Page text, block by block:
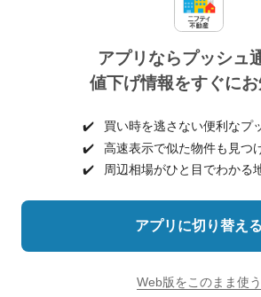
アプリならプッシュ
値下げ情報をすぐに
✔️
買い時を逃さない便利なプ
✔️
高速表示で似た物件も見つ
✔️
周辺相場がひと目でわかる
アプリに切り替える
Web版をこのまま使う
個人情報保護ポリシー
ヘルプ・お問い合わせ
©NIFTY Lifestyle Co.,